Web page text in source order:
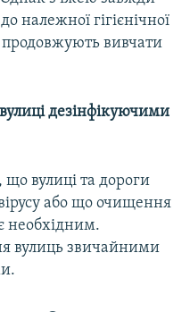
належної гігієнічної
вивчати
дезінфікуючими
вулиці та дороги
або що очищення
необхідним.
вулиць звичайними